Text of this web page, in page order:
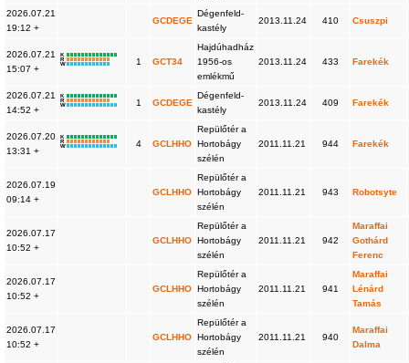
2026.07.21
19:12 +
GCDEGE
Dégenfeld-
kastély
2013.11.24 410 Csuszpi
2026.07.21
15:07 +
K
R
W
1 GCT34
Hajdúhadház
1956-os
emlékmű
2013.11.24 433 Farekék
2026.07.21
14:52 +
K
R
W
1 GCDEGE
Dégenfeld-
kastély
2013.11.24 409 Farekék
2026.07.20
13:31 +
K
R
W
4 GCLHHO
Repülőtér a
Hortobágy
szélén
2011.11.21 944 Farekék
2026.07.19
09:14 +
GCLHHO
Repülőtér a
Hortobágy
szélén
2011.11.21 943 Robotsyte
2026.07.17
10:52 +
GCLHHO
Repülőtér a
Hortobágy
szélén
2011.11.21 942
Maraffai
Gothárd
Ferenc
2026.07.17
10:52 +
GCLHHO
Repülőtér a
Hortobágy
szélén
2011.11.21 941
Maraffai
Lénárd
Tamás
2026.07.17
10:52 +
GCLHHO
Repülőtér a
Hortobágy
szélén
2011.11.21 940
Maraffai
Dalma